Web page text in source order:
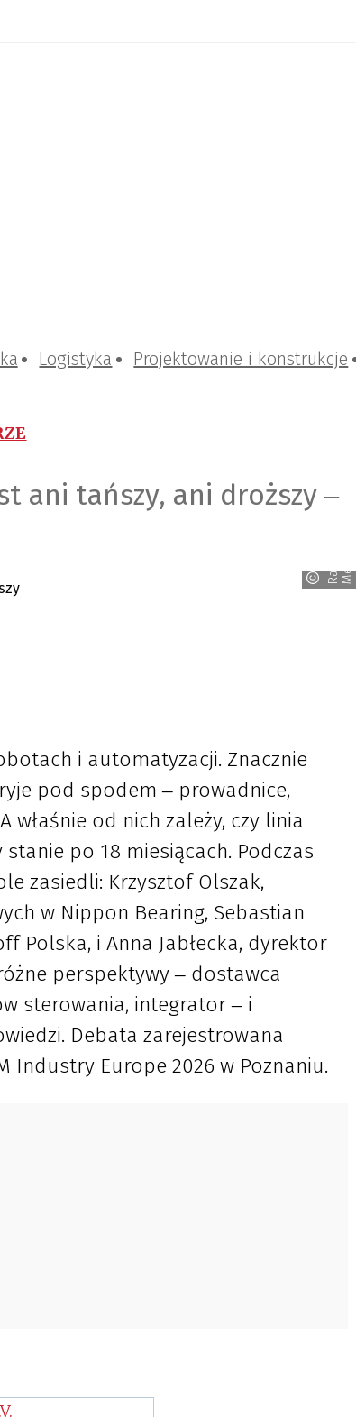
Logistyka Projektowanie i konstrukcje
ani tańszy, ani droższy ‒
R
a
v
e
n
M
e
d
ia
i automatyzacji. Znacznie
pod spodem ‒ prowadnice,
właśnie od nich zależy, czy linia
po 18 miesiącach. Podczas
zasiedli: Krzysztof Olszak,
w Nippon Bearing, Sebastian
Polska, i Anna Jabłecka, dyrektor
perspektywy ‒ dostawca
sterowania, integrator ‒ i
Debata zarejestrowana
Industry Europe 2026 w Poznaniu.